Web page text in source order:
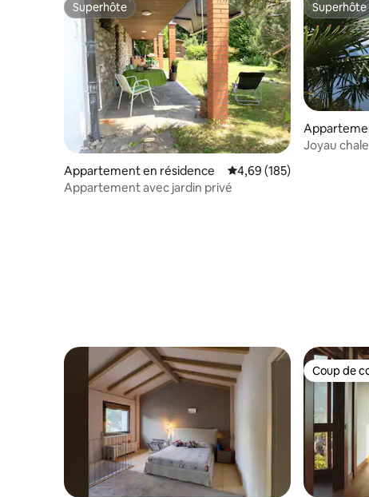
Superhôte
Superhôte
Appartement en résidence Évaluation moyenne sur
4,69 (185)
Appartement avec jardin privé
Superhôte
Superhôte
Joyau
Coup de
Coup de